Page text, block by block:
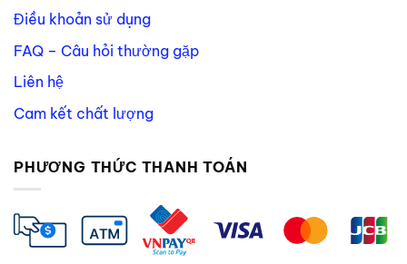
Điều khoản sử dụng
FAQ – Câu hỏi thường gặp
Liên hệ
Cam kết chất lượng
PHƯƠNG THỨC THANH TOÁN